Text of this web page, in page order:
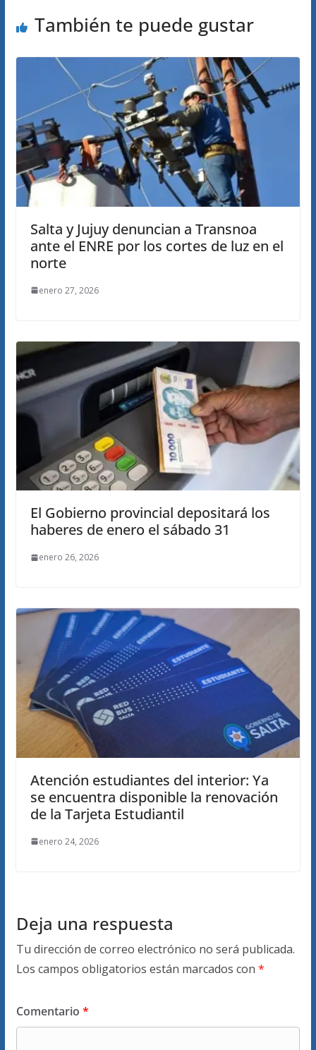
También te puede gustar
Salta y Jujuy denuncian a Transnoa
ante el ENRE por los cortes de luz en el
norte
enero 27, 2026
El Gobierno provincial depositará los
haberes de enero el sábado 31
enero 26, 2026
Atención estudiantes del interior: Ya
se encuentra disponible la renovación
de la Tarjeta Estudiantil
enero 24, 2026
Deja una respuesta
Tu dirección de correo electrónico no será publicada.
Los campos obligatorios están marcados con *
Comentario *